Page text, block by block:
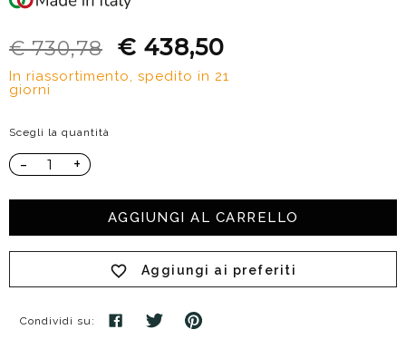
€ 730,78 € 438,50
In riassortimento, spedito in 21
giorni
Scegli la quantità
- +
AGGIUNGI AL CARRELLO
Aggiungi ai preferiti
Condividi su: